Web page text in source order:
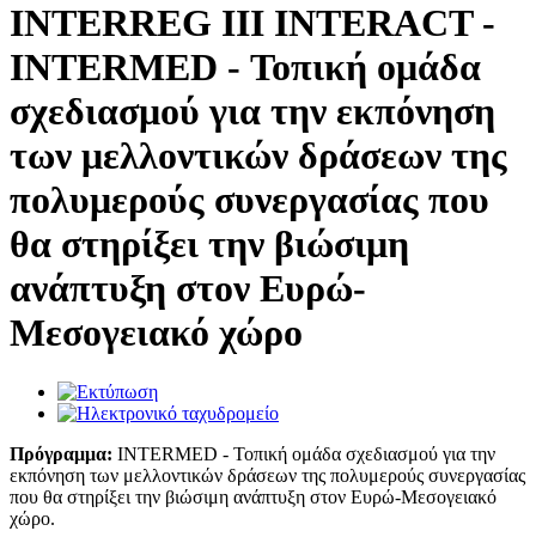
INTERREG IIΙ INTERACT -
INTERMED - Τοπική ομάδα
σχεδιασμού για την εκπόνηση
των μελλοντικών δράσεων της
πολυμερούς συνεργασίας που
θα στηρίξει την βιώσιμη
ανάπτυξη στον Ευρώ-
Μεσογειακό χώρο
Πρόγραμμα: INTERMED - Τοπική ομάδα σχεδιασμού για την
εκπόνηση των μελλοντικών δράσεων της πολυμερούς συνεργασίας
που θα στηρίξει την βιώσιμη ανάπτυξη στον Ευρώ-Μεσογειακό
χώρο.